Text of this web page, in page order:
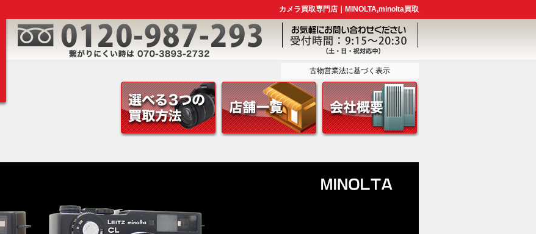
カメラ買取専門店｜MINOLTA,minolta買取
古物営業法に基づく表示